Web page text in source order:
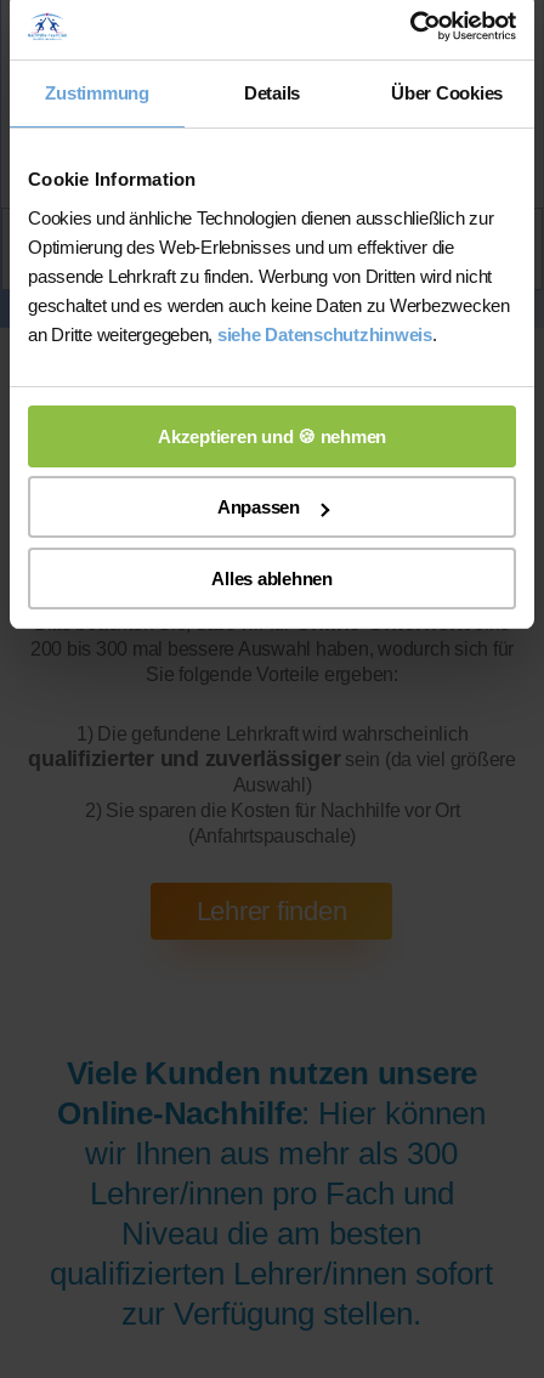
Zustimmung Details Über Cookies
Cookie Information
Cookies und änhliche Technologien dienen ausschließlich zur
Optimierung des Web-Erlebnisses und um effektiver die
passende Lehrkraft zu finden. Werbung von Dritten wird nicht
geschaltet und es werden auch keine Daten zu Werbezwecken
an Dritte weitergegeben, siehe Datenschutzhinweis.
Akzeptieren und 🍪 nehmen
Anpassen
Alles ablehnen
Mehr Infos
Online-Unterricht
Bitte beachten Sie, dass wir fürOnline-Unterrichteine
200 bis 300 mal bessere Auswahl haben, wodurch sich für
Sie folgende Vorteile ergeben:
1) Die gefundene Lehrkraft wird wahrscheinlich
qualifizierter und zuverlässigersein (da viel größere
Auswahl)
2) Sie sparen die Kosten für Nachhilfe vor Ort
(Anfahrtspauschale)
Viele Kunden nutzen unsere
Online-Nachhilfe: Hier können
wir Ihnen aus mehr als 300
Lehrer/innen pro Fach und
Niveau die am besten
qualifizierten Lehrer/innen sofort
zur Verfügung stellen.